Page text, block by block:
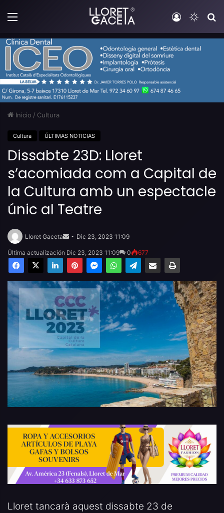
Menú Iniciar
Inicio / Cultura
Cultura ÚLTIMAS NOTICIAS
Dissabte 23D: Lloret
s’acomiada com a Capital de
la Cultura amb un espectacle
únic al Teatre
Lloret Gaceta
email
Dic 23, 2023 11:09
Última actualización Dic 23, 2023 11:09 0 677
Facebook
X LinkedInPinterestMessengerWhatsAppTelegramCompartir por email Imprimir
Lloret tancarà aquest dissabte 23 de